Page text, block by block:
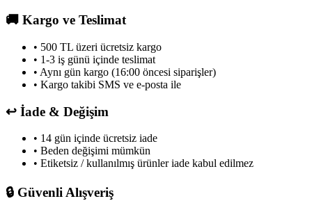
🚚 Kargo ve Teslimat
• 500 TL üzeri ücretsiz kargo
• 1-3 iş günü içinde teslimat
• Aynı gün kargo (16:00 öncesi siparişler)
• Kargo takibi SMS ve e-posta ile
↩️ İade & Değişim
• 14 gün içinde ücretsiz iade
• Beden değişimi mümkün
• Etiketsiz / kullanılmış ürünler iade kabul edilmez
🔒 Güvenli Alışveriş